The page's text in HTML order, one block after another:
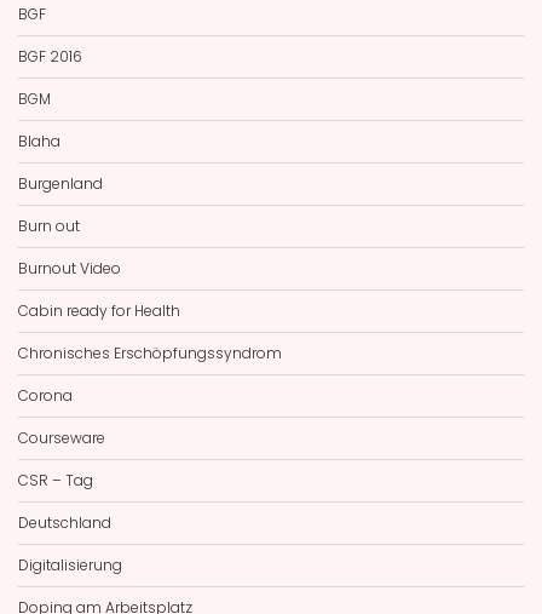
BGF
BGF 2016
BGM
Blaha
Burgenland
Burn out
Burnout Video
Cabin ready for Health
Chronisches Erschöpfungssyndrom
Corona
Courseware
CSR – Tag
Deutschland
Digitalisierung
Doping am Arbeitsplatz